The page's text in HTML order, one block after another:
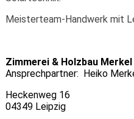
Meisterteam-Handwerk mit
Zimmerei & Holzbau Merkel
Ansprechpartner: Heiko
Heckenweg 16
04349 Leipzig